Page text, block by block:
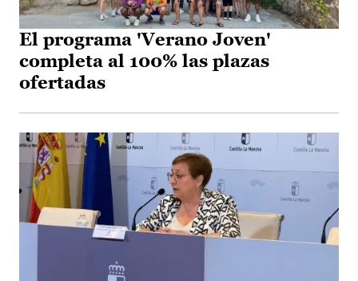
El programa 'Verano Joven'
completa al 100% las plazas
ofertadas